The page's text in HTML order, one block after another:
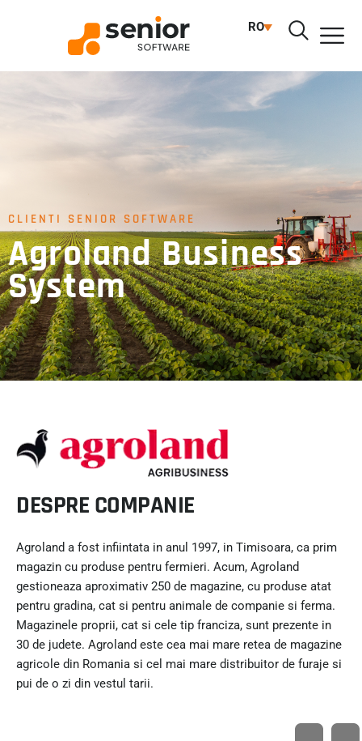
RO
CLIENTI SENIOR SOFTWARE
Agroland Business
System
DESPRE COMPANIE
Agroland a fost infiintata in anul 1997, in Timisoara, ca prim
magazin cu produse pentru fermieri. Acum, Agroland
gestioneaza aproximativ 250 de magazine, cu produse atat
pentru gradina, cat si pentru animale de companie si ferma.
Magazinele proprii, cat si cele tip franciza, sunt prezente in
30 de judete. Agroland este cea mai mare retea de magazine
agricole din Romania si cel mai mare distribuitor de furaje si
pui de o zi din vestul tarii.